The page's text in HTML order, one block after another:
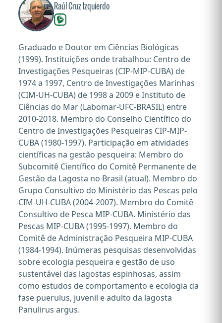
Raúl Cruz Izquierdo
Graduado e Doutor em Ciências Biológicas
(1999). Instituições onde trabalhou: Centro de
Investigações Pesqueiras (CIP-MIP-CUBA) de
1974 a 1997, Centro de Investigações Marinhas
(CIM-UH-CUBA) de 1998 a 2009 e Instituto de
Ciências do Mar (Labomar-UFC-BRASIL) entre
2010-2018. Membro do Conselho Científico do
Centro de Investigações Pesqueiras CIP-MIP-
CUBA (1980-1997). Participação em atividades
científicas na gestão pesqueira: Membro do
Subcomitê Científico do Comitê Permanente de
Gestão da Lagosta no Brasil (atual). Membro do
Grupo Consultivo do Ministério das Pescas pelo
CIM-UH-CUBA (2004-2007). Membro do Comitê
Consultivo de Pesca MIP-CUBA. Ministério das
Pescas MIP-CUBA (1995-1997). Membro do
Comitê de Administração Pesqueira MIP-CUBA
(1984-1994). Inúmeras pesquisas desenvolvidas
sobre ecologia pesqueira e gestão de uso
sustentável das lagostas espinhosas, assim
como estudos de comportamento e ecologia da
fase puerulus, juvenil e adulto da lagosta
Panulirus argus.